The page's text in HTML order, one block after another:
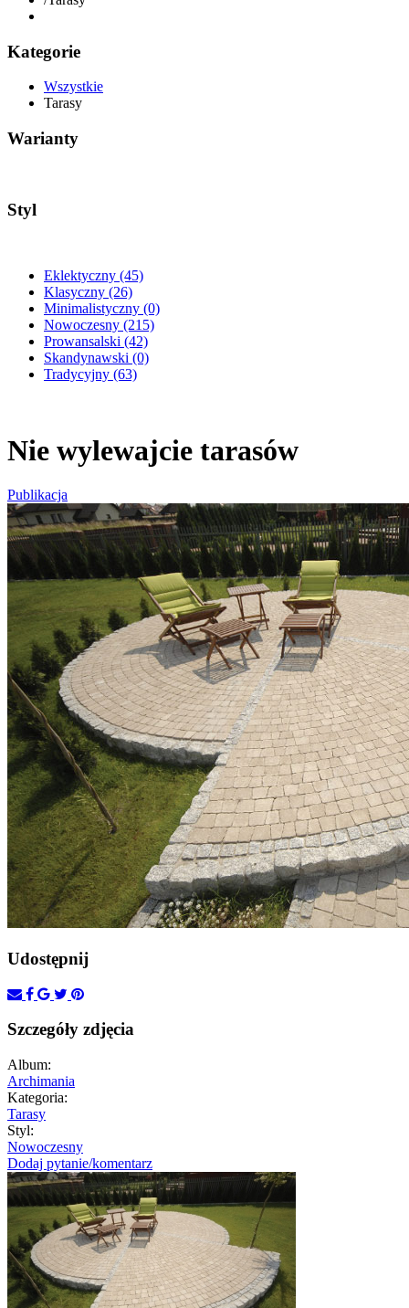
Kategorie
Wszystkie
Tarasy
Warianty
Styl
Eklektyczny (45)
Klasyczny (26)
Minimalistyczny (0)
Nowoczesny (215)
Prowansalski (42)
Skandynawski (0)
Tradycyjny (63)
Nie wylewajcie tarasów
Publikacja
Udostępnij
Szczegóły zdjęcia
Album:
Archimania
Kategoria:
Tarasy
Styl:
Nowoczesny
Dodaj pytanie/komentarz